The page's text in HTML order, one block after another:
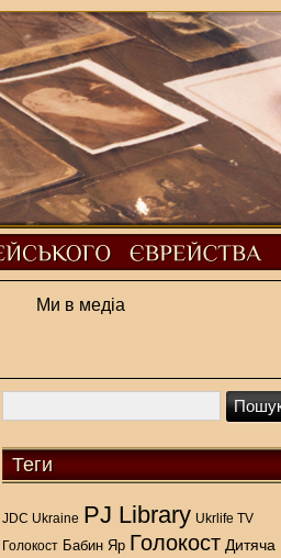
Ми в медіа
Теги
JDC Ukraine PJ Library Ukrlife TV
Голокост Бабин Яр Голокост Дитяча